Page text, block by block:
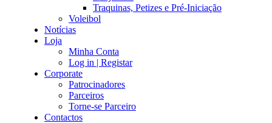
Traquinas, Petizes e Pré-Iniciação
Voleibol
Notícias
Loja
Minha Conta
Log in | Registar
Corporate
Patrocinadores
Parceiros
Torne-se Parceiro
Contactos